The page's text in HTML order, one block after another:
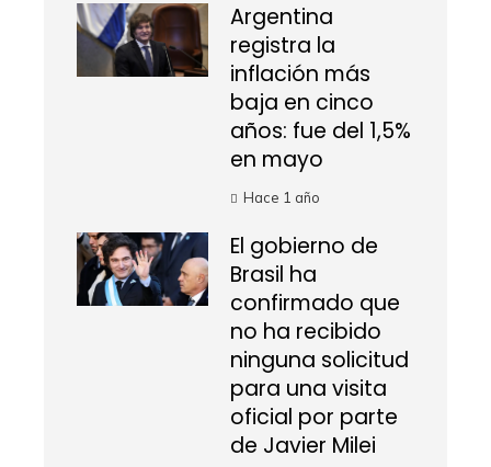
Argentina
registra la
inflación más
baja en cinco
años: fue del 1,5%
en mayo
Hace 1 año
El gobierno de
Brasil ha
confirmado que
no ha recibido
ninguna solicitud
para una visita
oficial por parte
de Javier Milei